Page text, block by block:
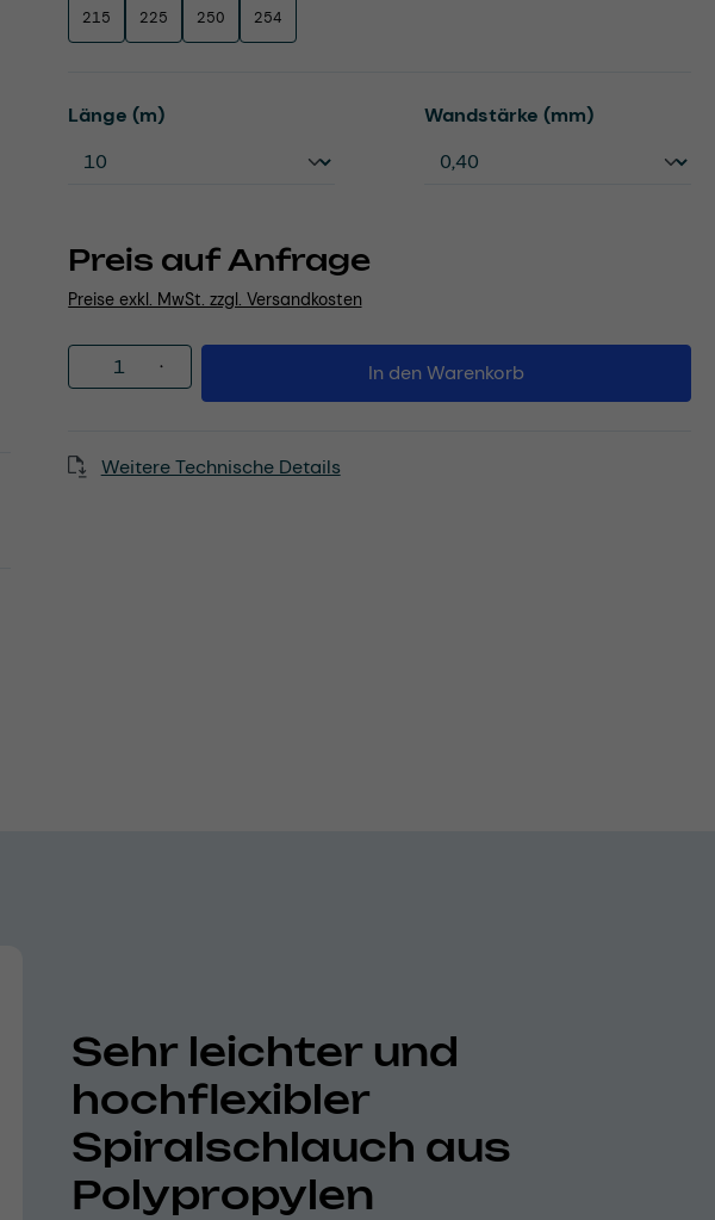
Preis auf Anfrage
Preise exkl. MwSt. zzgl. Versandkosten
215 225 250 254
Länge (m)auswählen Wandstärke (mm)auswählen
Produkt Anzahl: Gib den gewünschten Wert
In den Warenkorb
Weitere Technische Details
Sehr leichter und
hochflexibler
Spiralschlauch aus
Polypropylen